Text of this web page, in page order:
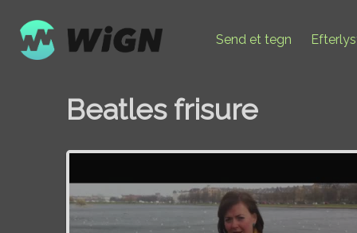
Send et tegn
Beatles frisure